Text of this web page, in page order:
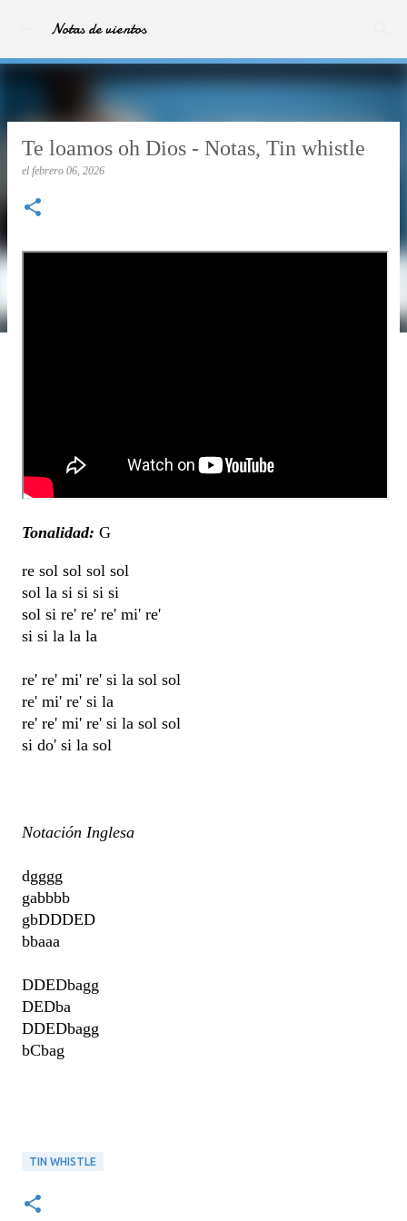
Ir al contenido principal
Notas de vientos
Te loamos oh Dios - Notas, Tin whistle
el febrero 06, 2026
Tonalidad: G
re sol sol sol sol
sol la si si si si
sol si re' re' re' mi' re'
si si la la la
re' re' mi' re' si la sol sol
re' mi' re' si la
re' re' mi' re' si la sol sol
si do' si la sol
Notación Inglesa
dgggg
gabbbb
gbDDDED
bbaaa
DDEDbagg
DEDba
DDEDbagg
bCbag
TIN WHISTLE